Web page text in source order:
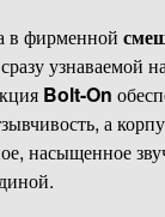
в фирменной
узнаваемой
Bolt-On
а
насыщенное